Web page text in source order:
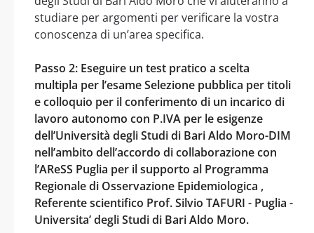
studiare per argomenti per verificare la vostra
conoscenza di un’area specifica.
Passo 2: Eseguire un test pratico a scelta
multipla per l’esame Selezione pubblica per titoli
e colloquio per il conferimento di un incarico di
lavoro autonomo con P.IVA per le esigenze
dell’Università degli Studi di Bari Aldo Moro-DIM
nell’ambito dell’accordo di collaborazione con
l’AReSS Puglia per il supporto al Programma
Regionale di Osservazione Epidemiologica ,
Referente scientifico Prof. Silvio TAFURI - Puglia -
Universita’ degli Studi di Bari Aldo Moro.